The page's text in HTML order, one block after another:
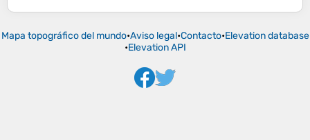
Mapa topográfico del mundo•Aviso legal•Contacto•Elevation database
•Elevation API